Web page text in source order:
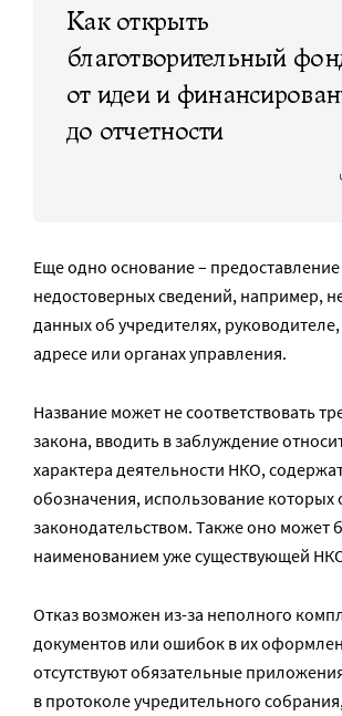
Как открыть
благотворительный
от идеи и
до отчетности
Еще одно основание – предоставление
недостоверных сведений, например,
данных об учредителях,
адресе или органах управления.
Название может не соответствовать
закона, вводить в заблуждение
характера деятельности НКО,
обозначения, использование которых
законодательством. Также оно может
наименованием уже существующей
Отказ возможен из-за неполного
документов или ошибок в их
отсутствуют обязательные
в протоколе учредительного